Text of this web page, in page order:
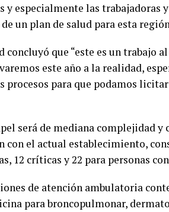
y especialmente las trabajadoras
un plan de salud para esta
concluyó que “este es un trabajo
este año a la realidad,
procesos para que podamos
será de mediana complejidad y
el actual establecimiento,
12 críticas y 22 para personas
de atención ambulatoria
para broncopulmonar,